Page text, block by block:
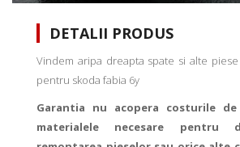
DETALII PRODUS
Vindem aripa dreapta spate si alte
pentru skoda fabia 6y
Garantia nu acopera costurile de
materialele necesare pentru